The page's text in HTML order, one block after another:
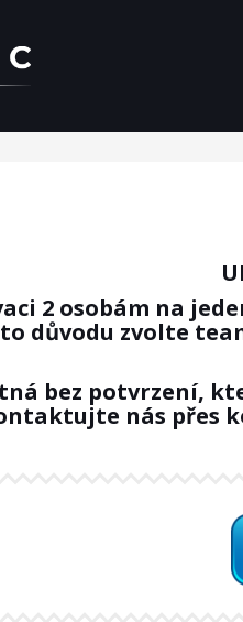
2 osobám na
důvodu zvolte
bez potvrzení,
nás přes